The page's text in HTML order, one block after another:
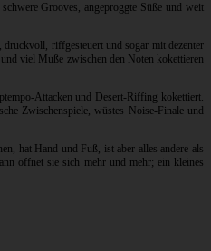
Grooves, angeproggte Süße und weit
riffgesteuert und sogar mit dezenter
viel Muße zwischen den Noten kokettieren
Attacken und Desert-Riffing kokettiert.
Zwischenspiele, wüstes Noise-Finale und
hat Hand und Fuß, ist aber alles andere als
öffnet sie sich mehr und mehr; ein kleines